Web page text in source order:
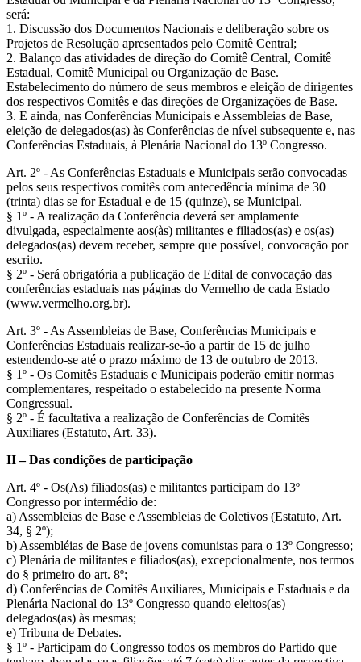
será:
1. Discussão dos Documentos Nacionais e deliberação sobre os
Projetos de Resolução apresentados pelo Comitê Central;
2. Balanço das atividades de direção do Comitê Central, Comitê
Estadual, Comitê Municipal ou Organização de Base.
Estabelecimento do número de seus membros e eleição de dirigentes
dos respectivos Comitês e das direções de Organizações de Base.
3. E ainda, nas Conferências Municipais e Assembleias de Base,
eleição de delegados(as) às Conferências de nível subsequente e, nas
Conferências Estaduais, à Plenária Nacional do 13º Congresso.
Art. 2º - As Conferências Estaduais e Municipais serão convocadas
pelos seus respectivos comitês com antecedência mínima de 30
(trinta) dias se for Estadual e de 15 (quinze), se Municipal.
§ 1º - A realização da Conferência deverá ser amplamente
divulgada, especialmente aos(às) militantes e filiados(as) e os(as)
delegados(as) devem receber, sempre que possível, convocação por
escrito.
§ 2º - Será obrigatória a publicação de Edital de convocação das
conferências estaduais nas páginas do Vermelho de cada Estado
(www.vermelho.org.br).
Art. 3º - As Assembleias de Base, Conferências Municipais e
Conferências Estaduais realizar-se-ão a partir de 15 de julho
estendendo-se até o prazo máximo de 13 de outubro de 2013.
§ 1º - Os Comitês Estaduais e Municipais poderão emitir normas
complementares, respeitado o estabelecido na presente Norma
Congressual.
§ 2º - É facultativa a realização de Conferências de Comitês
Auxiliares (Estatuto, Art. 33).
II – Das condições de participação
Art. 4º - Os(As) filiados(as) e militantes participam do 13º
Congresso por intermédio de:
a) Assembleias de Base e Assembleias de Coletivos (Estatuto, Art.
34, § 2º);
b) Assembléias de Base de jovens comunistas para o 13º Congresso;
c) Plenária de militantes e filiados(as), excepcionalmente, nos termos
do § primeiro do art. 8º;
d) Conferências de Comitês Auxiliares, Municipais e Estaduais e da
Plenária Nacional do 13º Congresso quando eleitos(as)
delegados(as) às mesmas;
e) Tribuna de Debates.
§ 1º - Participam do Congresso todos os membros do Partido que